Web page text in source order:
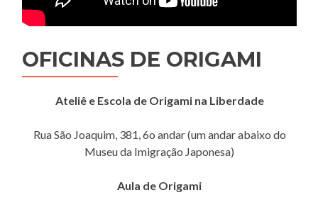
OFICINAS DE ORIGAMI
Ateliê e Escola de Origami na Liberdade
Rua São Joaquim, 381, 6o andar (um andar abaixo do
Museu da Imigração Japonesa)
Aula de Origami